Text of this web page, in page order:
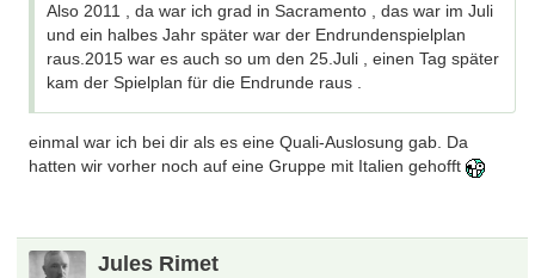
Also 2011 , da war ich grad in Sacramento , das war im Juli
und ein halbes Jahr später war der Endrundenspielplan
raus.2015 war es auch so um den 25.Juli , einen Tag später
kam der Spielplan für die Endrunde raus .
einmal war ich bei dir als es eine Quali-Auslosung gab. Da
hatten wir vorher noch auf eine Gruppe mit Italien gehofft
Jules Rimet